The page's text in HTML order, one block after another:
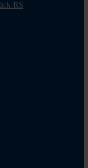
RS